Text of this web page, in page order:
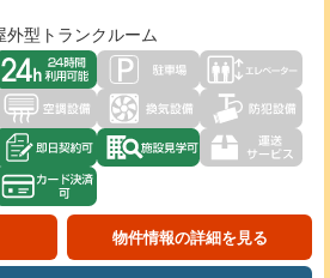
外型トランクルーム
物件情報の詳細を見る